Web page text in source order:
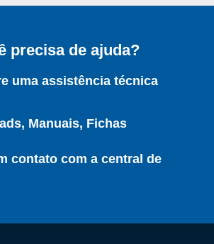
precisa de ajuda?
uma assistência técnica
Manuais, Fichas
contato com a central de